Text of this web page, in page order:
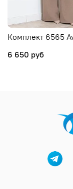
Комплект 6565
6 650 руб